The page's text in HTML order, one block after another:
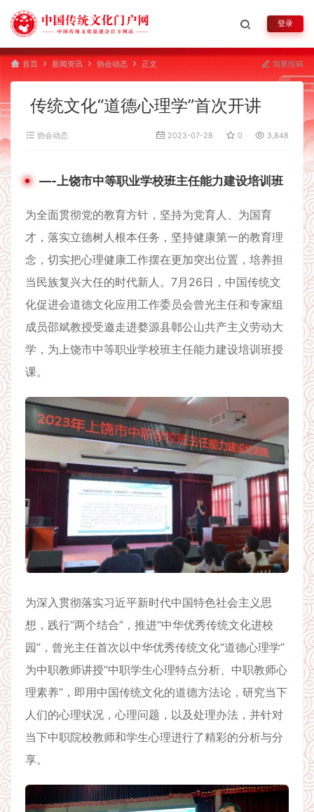
登录
首页 新闻资讯 协会动态 正文 我要投稿
传统文化“道德心理学”首次开讲
协会动态 2023-07-28 0 3,848
—-上饶市中等职业学校班主任能力建设培训班
为全面贯彻党的教育方针，坚持为党育人、为国育
才，落实立德树人根本任务，坚持健康第一的教育理
念，切实把心理健康工作摆在更加突出位置，培养担
当民族复兴大任的时代新人。7月26日，中国传统文
化促进会道德文化应用工作委员会曾光主任和专家组
成员邵斌教授受邀走进婺源县鄣公山共产主义劳动大
学，为上饶市中等职业学校班主任能力建设培训班授
课。
为深入贯彻落实习近平新时代中国特色社会主义思
想，践行“两个结合”，推进“中华优秀传统文化进校
园”，曾光主任首次以中华优秀传统文化“道德心理学”
为中职教师讲授“中职学生心理特点分析、中职教师心
理素养”，即用中国传统文化的道德方法论，研究当下
人们的心理状况，心理问题，以及处理办法，并针对
当下中职院校教师和学生心理进行了精彩的分析与分
享。